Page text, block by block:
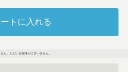
トに入れる
ん。ただいま在庫がございません。